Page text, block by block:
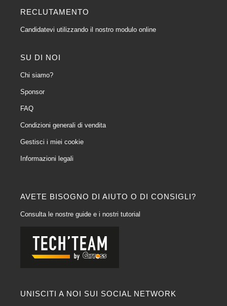
AVETE BISOGNO DI AIUTO O DI CONSIGLI?
Consulta le nostre guide e i nostri tutorial
UNISCITI A NOI SUI SOCIAL NETWORK
RECLUTAMENTO
Candidatevi utilizzando il nostro modulo online
SU DI NOI
Chi siamo?
Sponsor
FAQ
Condizioni generali di vendita
Gestisci i miei cookie
Informazioni legali